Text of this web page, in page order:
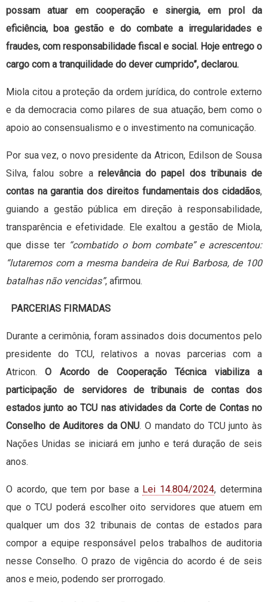
possam atuar em cooperação e sinergia, em prol da
eficiência, boa gestão e do combate a irregularidades e
fraudes, com responsabilidade fiscal e social. Hoje entrego o
cargo com a tranquilidade do dever cumprido”, declarou.
Miola citou a proteção da ordem jurídica, do controle externo
e da democracia como pilares de sua atuação, bem como o
apoio ao consensualismo e o investimento na comunicação.
Por sua vez, o novo presidente da Atricon, Edilson de Sousa
Silva, falou sobre a relevância do papel dos tribunais de
contas na garantia dos direitos fundamentais dos cidadãos,
guiando a gestão pública em direção à responsabilidade,
transparência e efetividade. Ele exaltou a gestão de Miola,
que disse ter “combatido o bom combate” e acrescentou:
“lutaremos com a mesma bandeira de Rui Barbosa, de 100
batalhas não vencidas”, afirmou.
PARCERIAS FIRMADAS
Durante a cerimônia, foram assinados dois documentos pelo
presidente do TCU, relativos a novas parcerias com a
Atricon. O Acordo de Cooperação Técnica viabiliza a
participação de servidores de tribunais de contas dos
estados junto ao TCU nas atividades da Corte de Contas no
Conselho de Auditores da ONU. O mandato do TCU junto às
Nações Unidas se iniciará em junho e terá duração de seis
anos.
O acordo, que tem por base a Lei 14.804/2024, determina
que o TCU poderá escolher oito servidores que atuem em
qualquer um dos 32 tribunais de contas de estados para
compor a equipe responsável pelos trabalhos de auditoria
nesse Conselho. O prazo de vigência do acordo é de seis
anos e meio, podendo ser prorrogado.